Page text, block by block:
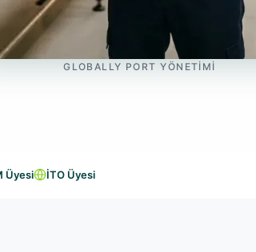
GLOBALLY PORT YÖNETIMI
Üyesi İTO Üyesi